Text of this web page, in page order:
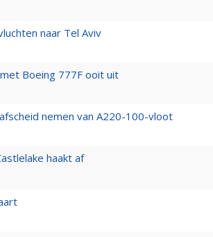
naar Tel Aviv
Boeing 777F ooit uit
nemen van A220-100-vloot
haakt af